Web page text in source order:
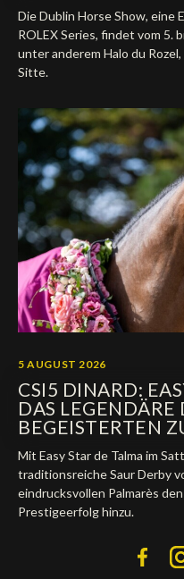
Die Dublin Horse Show,
ROLEX Series, findet vom 5.
unter anderem Halo du
Sitte.
5 AUGUST 2026
CSI5 DINARD:
DAS LEGENDÄRE
BEGEISTERTEN
Mit Easy Star de Talma im
traditionsreiche Saur Derby
eindrucksvollen Palmarès
Prestigeerfolg hinzu.